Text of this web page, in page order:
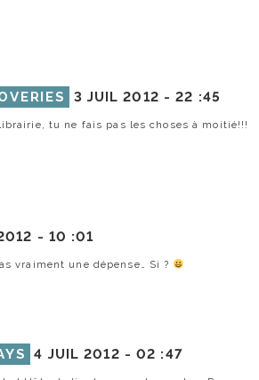
3 JUIL 2012 -22 :45
tu ne fais pas les choses à moitié!!!
- 10 :01
vraiment une dépense… Si ?
4 JUIL 2012 -02 :47